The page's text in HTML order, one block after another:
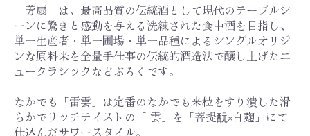
「芳扇」は、最高品質の伝統酒として現代のテーブルシ
ーンに驚きと感動を与える洗練された食中酒を目指し、
単一生産者・単一圃場・単一品種によるシングルオリジ
ンな原料米を全量手仕事の伝統的酒造法で醸し上げたニ
ュークラシックなどぶろくです。
なかでも「雷雲」は定番のなかでも米粒をすり潰した滑
らかでリッチテイストの「 雲」を「菩提酛×白麹」にて
仕込んだサワースタイル。